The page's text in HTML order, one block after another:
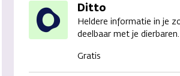
Ditto
Heldere informatie in je
deelbaar met je dierbaren.
Gratis